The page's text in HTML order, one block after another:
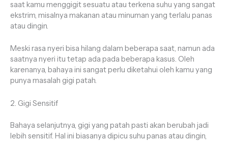
saat kamu menggigit sesuatu atau terkena suhu yang sangat
ekstrim, misalnya makanan atau minuman yang terlalu panas
atau dingin.
Meski rasa nyeri bisa hilang dalam beberapa saat, namun ada
saatnya nyeri itu tetap ada pada beberapa kasus. Oleh
karenanya, bahaya ini sangat perlu diketahui oleh kamu yang
punya masalah gigi patah.
2. Gigi Sensitif
Bahaya selanjutnya, gigi yang patah pasti akan berubah jadi
lebih sensitif. Hal ini biasanya dipicu suhu panas atau dingin,